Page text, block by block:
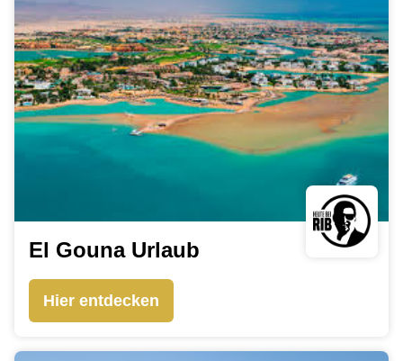
El Gouna Urlaub
Hier entdecken